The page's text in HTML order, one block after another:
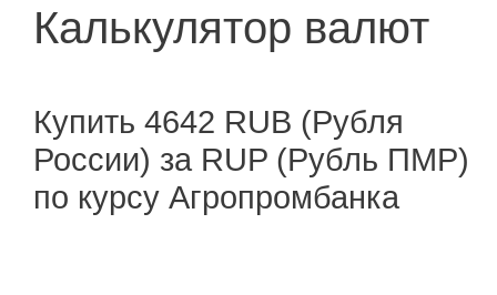
Калькулятор валют
Купить 4642 RUB (Рубля
России) за RUP (Рубль ПМР)
по курсу Агропромбанка